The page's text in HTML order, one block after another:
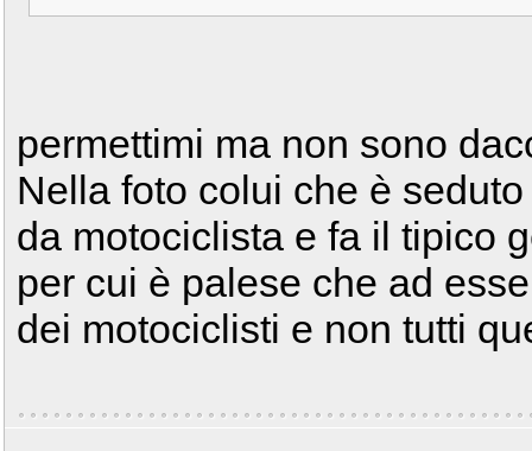
permettimi ma non sono
Nella foto colui che è
da motociclista e fa il tipico
per cui è palese che ad
dei motociclisti e non tutti